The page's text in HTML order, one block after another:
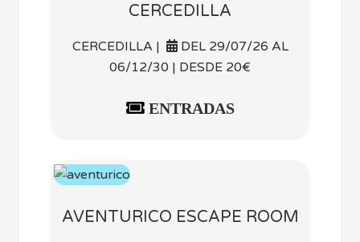
CERCEDILLA
CERCEDILLA |
DEL 29/07/26 AL
06/12/30 | DESDE 20€
ENTRADAS
AVENTURICO ESCAPE ROOM